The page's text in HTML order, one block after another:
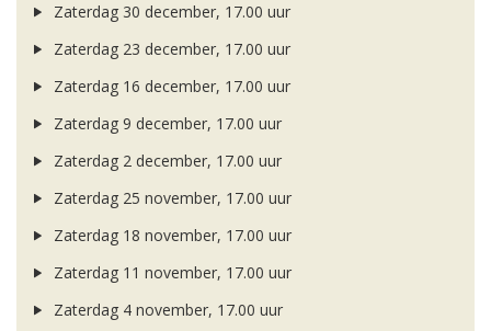
Zaterdag 30 december, 17.00 uur
Zaterdag 23 december, 17.00 uur
Zaterdag 16 december, 17.00 uur
Zaterdag 9 december, 17.00 uur
Zaterdag 2 december, 17.00 uur
Zaterdag 25 november, 17.00 uur
Zaterdag 18 november, 17.00 uur
Zaterdag 11 november, 17.00 uur
Zaterdag 4 november, 17.00 uur